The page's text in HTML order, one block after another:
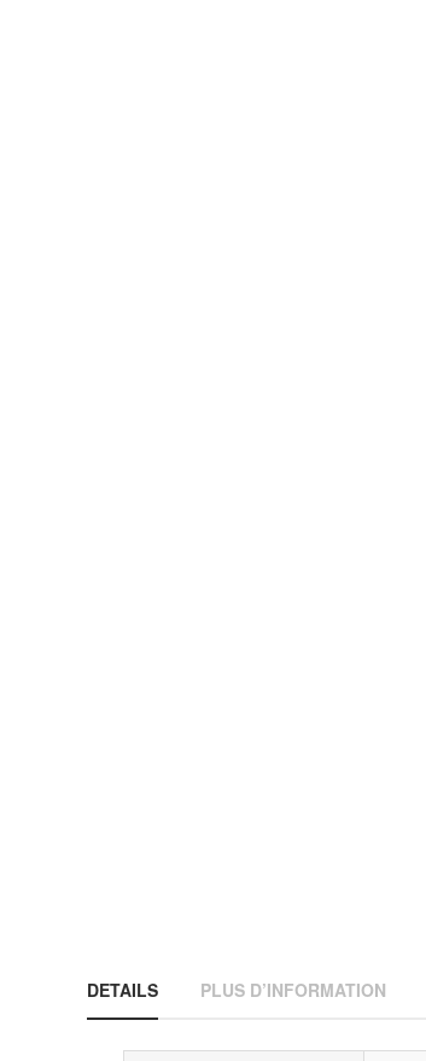
DETAILS PLUS D’INFORMATION